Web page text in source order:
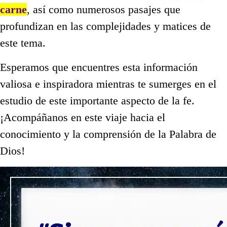
carne, así como numerosos pasajes que
profundizan en las complejidades y matices de
este tema.
Esperamos que encuentres esta información
valiosa e inspiradora mientras te sumerges en el
estudio de este importante aspecto de la fe.
¡Acompáñanos en este viaje hacia el
conocimiento y la comprensión de la Palabra de
Dios!